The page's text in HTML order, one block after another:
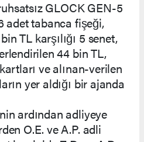
GLOCK GEN-5
adet tabanca fişeği,
TL karşılığı 5 senet,
44 bin TL,
ve alınan-verilen
yer aldığı bir ajanda
ardından adliyeye
O.E. ve A.P. adli